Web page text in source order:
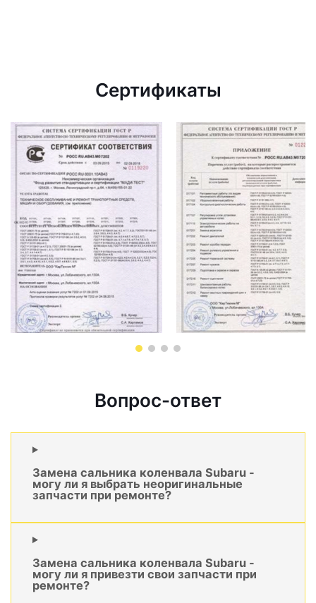
Сертификаты
Вопрос-ответ
Замена сальника коленвала Subaru -
могу ли я выбрать неоригинальные
запчасти при ремонте?
Замена сальника коленвала Subaru -
могу ли я привезти свои запчасти при
ремонте?